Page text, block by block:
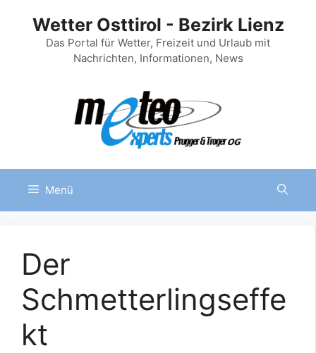
springen
Wetter Osttirol - Bezirk Lienz
Das Portal für Wetter, Freizeit und Urlaub mit
Nachrichten, Informationen, News
Menü
Der
Schmetterlingseffe
kt